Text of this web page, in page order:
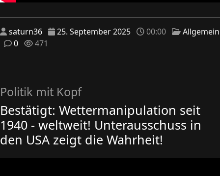
saturn36 25. September 2025 00:00
Allgemein
0
471
Politik mit Kopf
Bestätigt: Wettermanipulation seit
1940 - weltweit! Unterausschuss in
den USA zeigt die Wahrheit!